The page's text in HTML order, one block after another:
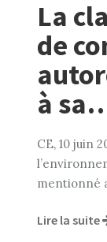
La
de
à
CE, 10 juin
mentionné
Lire la suite